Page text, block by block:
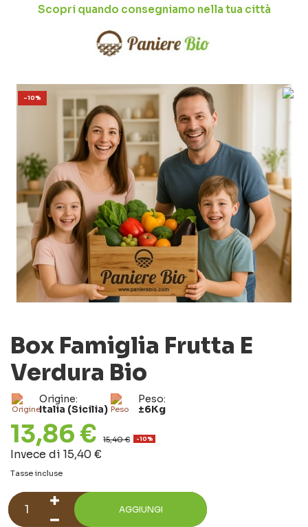
Scopri quando consegniamo nella tua città
-10%
Box Famiglia Frutta E
Verdura Bio
Origine:
Italia (Sicilia)
Peso:
±6Kg
13,86 € 15,40 € -10%
Invece di 15,40 €
Tasse incluse
AGGIUNGI